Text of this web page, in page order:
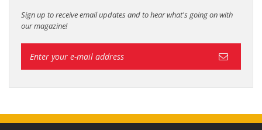
Sign up to receive email updates and to hear what's going on with
our magazine!